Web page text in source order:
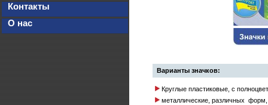
Контакты
О нас
Варианты значков:
Круглые пластиковые, с
металлические, различных форм,